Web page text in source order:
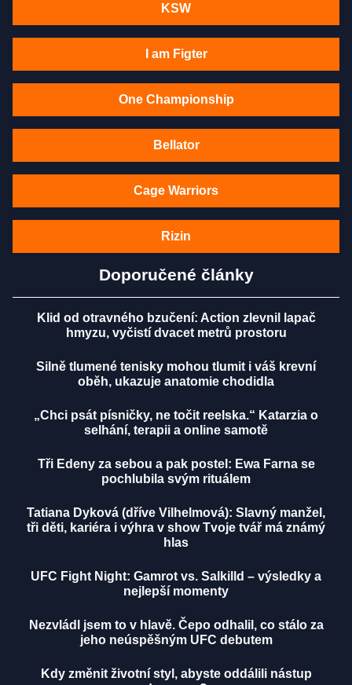
KSW
I am Figter
One Championship
Bellator
Cage Warriors
Rizin
Doporučené články
Klid od otravného bzučení: Action zlevnil lapač
hmyzu, vyčistí dvacet metrů prostoru
Silně tlumené tenisky mohou tlumit i váš krevní
oběh, ukazuje anatomie chodidla
„Chci psát písničky, ne točit reelska.“ Katarzia o
selhání, terapii a online samotě
Tři Edeny za sebou a pak postel: Ewa Farna se
pochlubila svým rituálem
Tatiana Dyková (dříve Vilhelmová): Slavný manžel,
tři děti, kariéra i výhra v show Tvoje tvář má známý
hlas
UFC Fight Night: Gamrot vs. Salkilld – výsledky a
nejlepší momenty
Nezvládl jsem to v hlavě. Čepo odhalil, co stálo za
jeho neúspěšným UFC debutem
Kdy změnit životní styl, abyste oddálili nástup